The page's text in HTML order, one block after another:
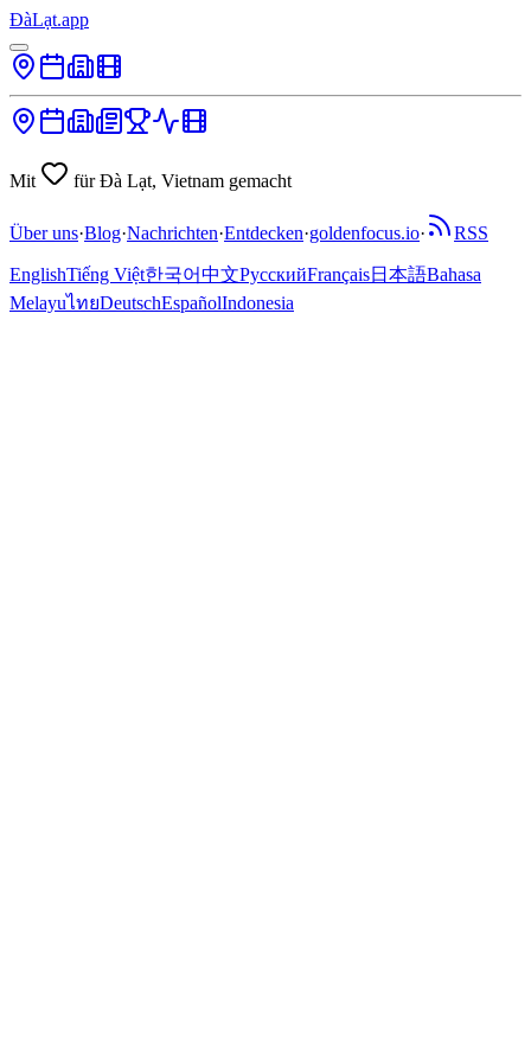
ĐàLạt.app
Mit für Đà Lạt, Vietnam gemacht
Über uns·Blog·Nachrichten·Entdecken·goldenfocus.io· RSS
EnglishTiếng Việt한국어中文РусскийFrançais日本語Bahasa
MelayuไทยDeutschEspañolIndonesia